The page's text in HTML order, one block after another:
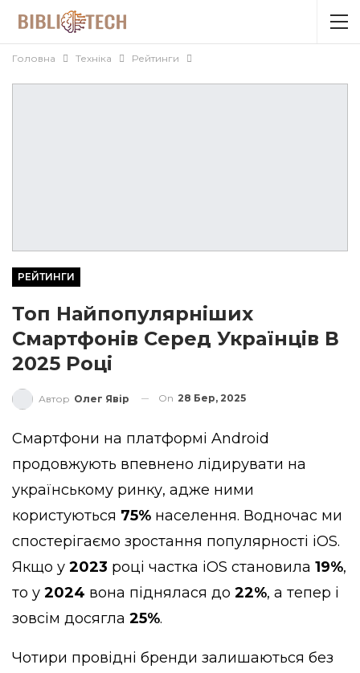
Головна Техніка Рейтинги
РЕЙТИНГИ
Топ Найпопулярніших
Смартфонів Серед Українців В
2025 Році
Автор Олег Явір On 28 Бер, 2025
Смартфони на платформі Android
продовжують впевнено лідирувати на
українському ринку, адже ними
користуються 75% населення. Водночас ми
спостерігаємо зростання популярності iOS.
Якщо у 2023 році частка iOS становила 19%,
то у 2024 вона піднялася до 22%, а тепер і
зовсім досягла 25%.
Чотири провідні бренди залишаються без